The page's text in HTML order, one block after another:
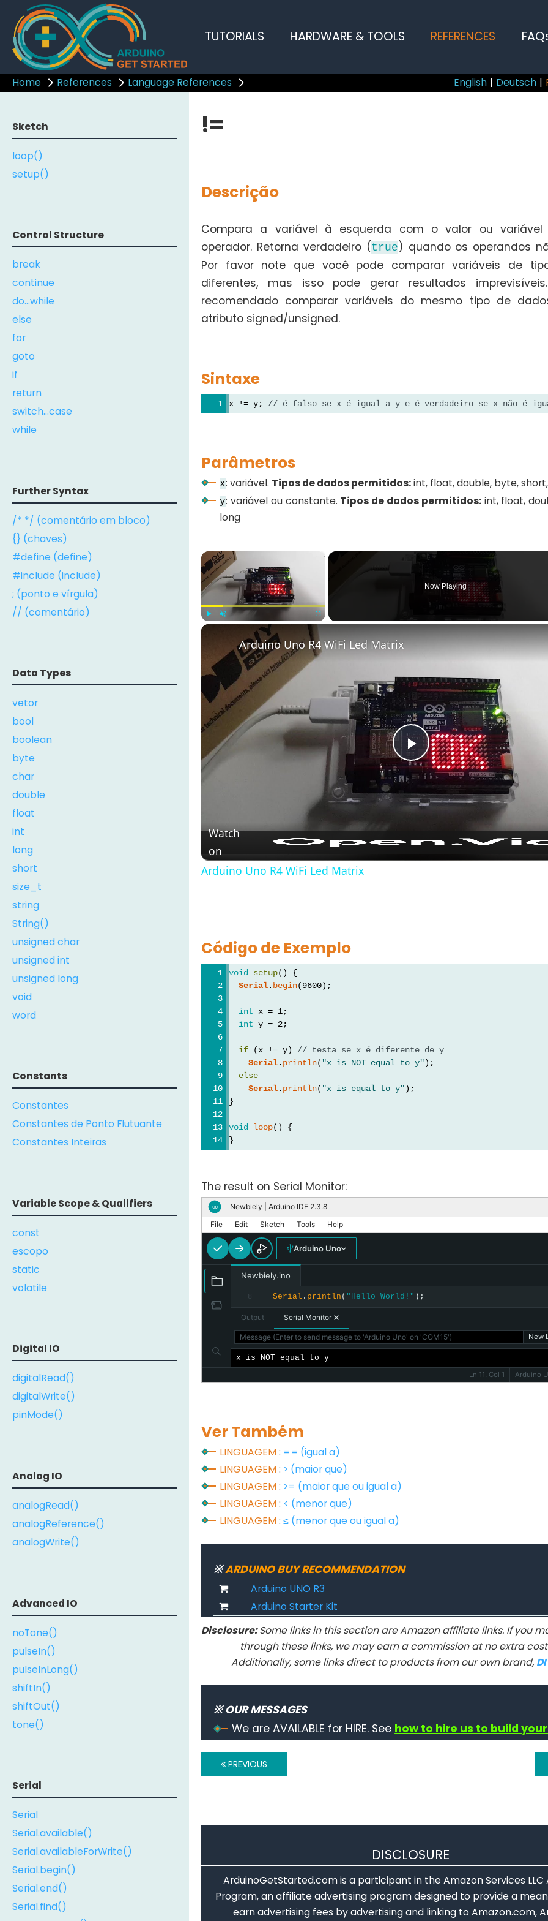
TUTORIALS HARDWARE & TOOLS REFERENCES
Home References Language References English | Deutsch |
Sketch
loop()
setup()
Control Structure
break
continue
do...while
else
for
goto
if
return
switch...case
while
Further Syntax
/* */ (comentário em bloco)
{} (chaves)
#define (define)
#include (include)
; (ponto e vírgula)
// (comentário)
Data Types
vetor
bool
boolean
byte
char
double
float
int
long
short
size_t
string
String()
unsigned char
unsigned int
unsigned long
void
word
Constants
Constantes
Constantes de Ponto Flutuante
Constantes Inteiras
Variable Scope & Qualifiers
const
escopo
static
volatile
Digital IO
digitalRead()
digitalWrite()
pinMode()
Analog IO
analogRead()
analogReference()
analogWrite()
Advanced IO
noTone()
pulseIn()
pulseInLong()
shiftIn()
shiftOut()
tone()
Serial
Serial
Serial.available()
Serial.availableForWrite()
Serial.begin()
Serial.end()
Serial.find()
!=
Descrição
Compara a variável à esquerda com o valor ou
operador. Retorna verdadeiro (true ) quando os operandos
Por favor note que você pode comparar variáveis de
diferentes, mas isso pode gerar resultados
recomendado comparar variáveis do mesmo tipo de
atributo signed/unsigned.
Sintaxe
x != y; // é falso se x é igual a y e é verdadeiro se x não é
Parâmetros
x: variável. Tipos de dados permitidos:int, float, double, byte,
y: variável ou constante. Tipos de dados permitidos:int, float,
long
Now Playing
Play
Video
Arduino Uno R4 WiFi Led Matrix
Watch
on
Arduino Uno R4 WiFi Led Matrix
Código de Exemplo
void setup() {
Serial. begin(9600);
int x = 1;
int y = 2;
if (x != y) // testa se x é diferente de y
Serial. println( "x is NOT equal to y");
else
Serial. println( "x is equal to y");
}
void loop() {
}
The result on Serial Monitor:
∞ Newbiely | Arduino IDE 2.3.8
File Edit Sketch Tools Help
Arduino Uno
Newbiely.ino
8 Serial . println ( "Hello World!" );
Output Serial Monitor
Message (Enter to send message to 'Arduino Uno' on 'COM15') New
x is NOT equal to y
Ln 11, Col 1
Arduino
Ver Também
LINGUAGEM: == (igual a)
LINGUAGEM: > (maior que)
LINGUAGEM: >= (maior que ou igual a)
LINGUAGEM: < (menor que)
LINGUAGEM:≤ (menor que ou igual a)
※ARDUINO BUY RECOMMENDATION
Arduino UNO R3
Arduino Starter Kit
Disclosure:Some links in this section are Amazon affiliate links. If you
through these links, we may earn a commission at no extra
Additionally, some links direct to products from our own brand,
※ OUR MESSAGES
We are AVAILABLE for HIRE. See how to hire us to build
PREVIOUS
DISCLOSURE
ArduinoGetStarted.com is a participant in the Amazon Services LLC
Program, an affiliate advertising program designed to provide a
earn advertising fees by advertising and linking to Amazon.com,